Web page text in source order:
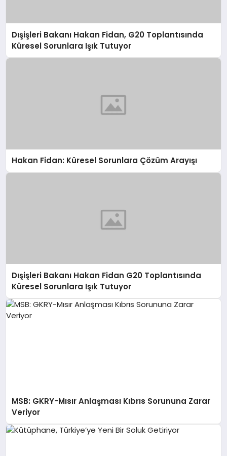
Dışişleri Bakanı Hakan Fidan, G20 Toplantısında
Küresel Sorunlara Işık Tutuyor
Hakan Fidan: Küresel Sorunlara Çözüm Arayışı
Dışişleri Bakanı Hakan Fidan G20 Toplantısında
Küresel Sorunlara Işık Tutuyor
MSB: GKRY-Mısır Anlaşması Kıbrıs Sorununa Zarar
Veriyor